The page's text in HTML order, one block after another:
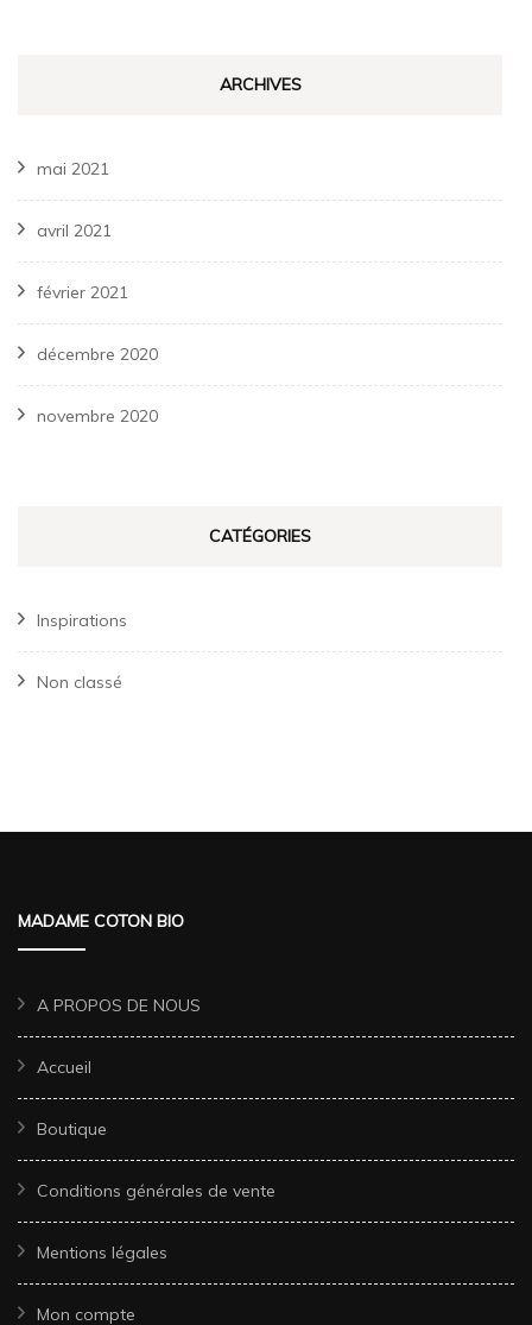
ARCHIVES
mai 2021
avril 2021
février 2021
décembre 2020
novembre 2020
CATÉGORIES
Inspirations
Non classé
MADAME COTON BIO
A PROPOS DE NOUS
Accueil
Boutique
Conditions générales de vente
Mentions légales
Mon compte